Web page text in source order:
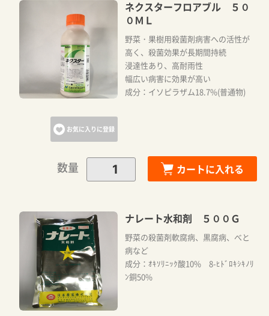
お気に入りに登録
ネクスターフロアブル ５０
０ＭＬ
野菜・果樹用殺菌剤病害への活性が
高く、殺菌効果が長期間持続
浸達性あり、高耐雨性
幅広い病害に効果が高い
成分：イソピラザム18.7%(普通物)
数量 カートに入れる
ナレート水和剤 ５００Ｇ
野菜の殺菌剤軟腐病、黒腐病、べと
病など
成分：ｵｷｿﾘﾆｯｸ酸10% 8-ﾋﾄﾞﾛｷｼｷﾉﾘ
ﾝ銅50%